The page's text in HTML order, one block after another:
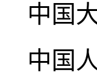
中国
中国